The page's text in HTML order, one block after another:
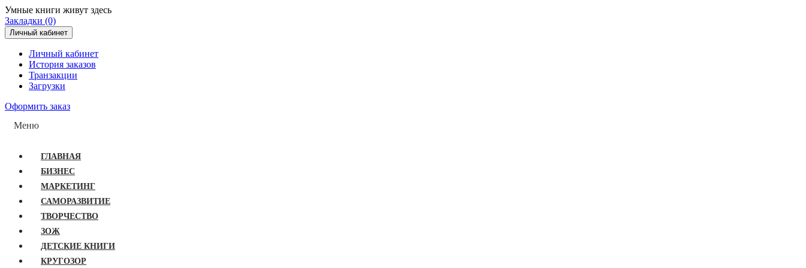
Умные книги живут здесь
Закладки (0)
Личный кабинет
Личный кабинет
История заказов
Транзакции
Загрузки
Оформить заказ
Меню
ГЛАВНАЯ
БИЗНЕС
МАРКЕТИНГ
САМОРАЗВИТИЕ
ТВОРЧЕСТВО
ЗОЖ
ДЕТСКИЕ КНИГИ
КРУГОЗОР